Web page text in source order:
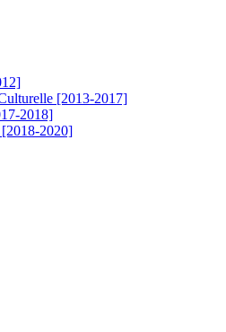
[2013-2017]
2018]
[2018-2020]